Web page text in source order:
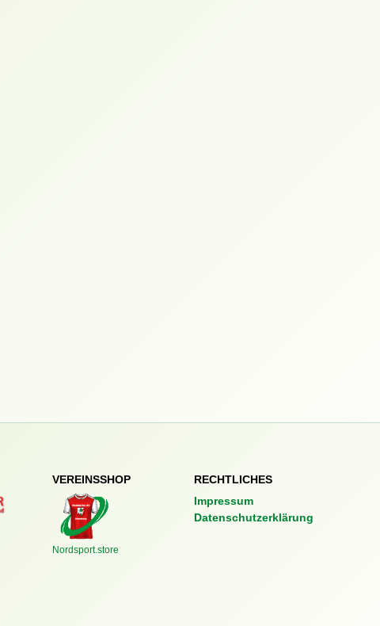
VEREINSSHOP
Nordsport.store
RECHTLICHES
Impressum
Datenschutzerklärung